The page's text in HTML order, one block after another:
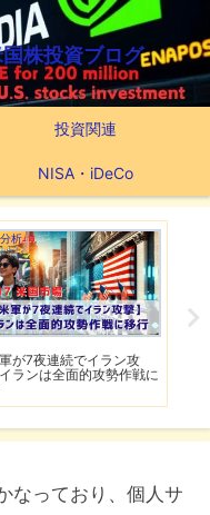
株投資ブログ
投資関連
NISA・iDeCo
析
が7夜連続でイラン攻
ランは全面的攻勢作戦に
なっており、個人サ